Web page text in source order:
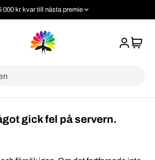
000 kr kvar till nästa premie
gick fel på servern.